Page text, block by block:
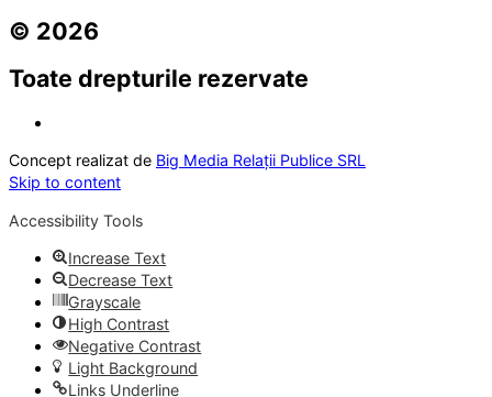
© 2026
Toate drepturile rezervate
Concept realizat de Big Media Relații Publice SRL
Skip to content
Accessibility Tools
Increase Text
Decrease Text
Grayscale
High Contrast
Negative Contrast
Light Background
Links Underline